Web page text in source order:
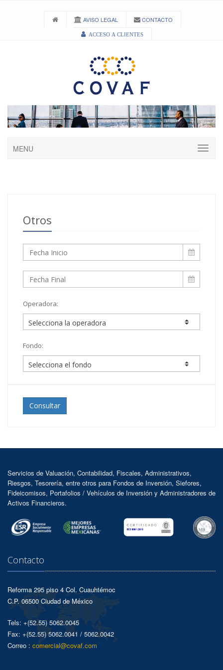
AVISO LEGAL CONTACTO
ACCESO A CLIENTES
MENU
Otros
Operadora:
Fondo:
Consultar
Servicios de Valuación, Contabilidad, Fiscales, Administrativos,
Riesgos, Tesorería, entre otros para Fondos de Inversión, Siefores,
Fideicomisos, Portafolios / Vehículos de Inversión y Administradores de
Activos Financieros.
Contacto
Reforma 295 piso 4 Col. Cuauhtémoc
C.P. 06500 Ciudad de México
Tels: +(52.55) 5062.0045
Fax: +(52.55) 5062.0041 / 5062.0042
Correo : comercial@covaf.com